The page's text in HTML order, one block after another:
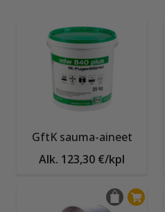
GftK sauma-aineet
Alk. 123,30 €/kpl